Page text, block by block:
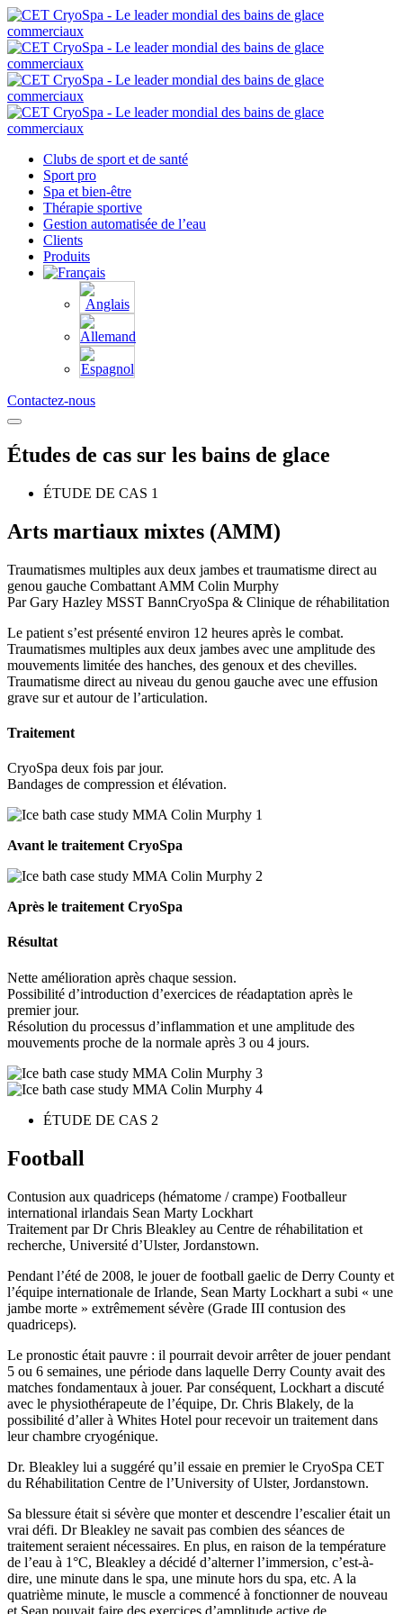
Clubs de sport et de santé
Sport pro
Spa et bien-être
Thérapie sportive
Gestion automatisée de l’eau
Clients
Produits
Contactez-nous
Études de cas sur les bains de glace
ÉTUDE DE CAS 1
Arts martiaux mixtes (AMM)
Traumatismes multiples aux deux jambes et traumatisme direct au
genou gauche Combattant AMM Colin Murphy
Par Gary Hazley MSST BannCryoSpa & Clinique de réhabilitation
Le patient s’est présenté environ 12 heures après le combat.
Traumatismes multiples aux deux jambes avec une amplitude des
mouvements limitée des hanches, des genoux et des chevilles.
Traumatisme direct au niveau du genou gauche avec une effusion
grave sur et autour de l’articulation.
Traitement
CryoSpa deux fois par jour.
Bandages de compression et élévation.
Avant le traitement CryoSpa
Après le traitement CryoSpa
Résultat
Nette amélioration après chaque session.
Possibilité d’introduction d’exercices de réadaptation après le
premier jour.
Résolution du processus d’inflammation et une amplitude des
mouvements proche de la normale après 3 ou 4 jours.
ÉTUDE DE CAS 2
Football
Contusion aux quadriceps (hématome / crampe) Footballeur
international irlandais Sean Marty Lockhart
Traitement par Dr Chris Bleakley au Centre de réhabilitation et
recherche, Université d’Ulster, Jordanstown.
Pendant l’été de 2008, le jouer de football gaelic de Derry County et
l’équipe internationale de Irlande, Sean Marty Lockhart a subi « une
jambe morte » extrêmement sévère (Grade III contusion des
quadriceps).
Le pronostic était pauvre : il pourrait devoir arrêter de jouer pendant
5 ou 6 semaines, une période dans laquelle Derry County avait des
matches fondamentaux à jouer. Par conséquent, Lockhart a discuté
avec le physiothérapeute de l’équipe, Dr. Chris Blakely, de la
possibilité d’aller à Whites Hotel pour recevoir un traitement dans
leur chambre cryogénique.
Dr. Bleakley lui a suggéré qu’il essaie en premier le CryoSpa CET
du Réhabilitation Centre de l’University of Ulster, Jordanstown.
Sa blessure était si sévère que monter et descendre l’escalier était un
vrai défi. Dr Bleakley ne savait pas combien des séances de
traitement seraient nécessaires. En plus, en raison de la température
de l’eau à 1°C, Bleakley a décidé d’alterner l’immersion, c’est-à-
dire, une minute dans le spa, une minute hors du spa, etc. A la
quatrième minute, le muscle a commencé à fonctionner de nouveau
et Sean pouvait faire des exercices d’amplitude active de